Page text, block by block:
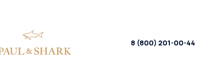
8 (800) 201-00-44